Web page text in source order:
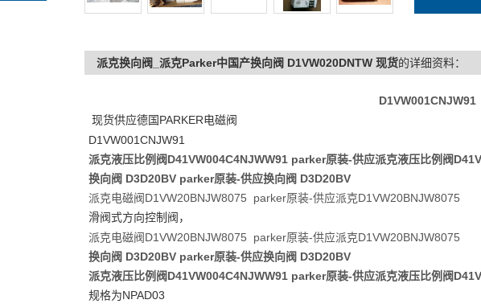
派克换向阀_派克Parker中国产换向阀 D1VW020DNTW 现货的详细资料：
D1VW001CNJW91
现货供应德国 PARKER电磁阀
D1VW001CNJW91
派克液压比例阀D41VW004C4NJWW91 parker原装-供应派克液压比例阀
换向阀 D3D20BV parker原装-供应换向阀 D3D20BV
派克电磁阀D1VW20BNJW8075 parker原装-供应派克D1VW20BNJW8075
滑阀式方向控制阀，
派克电磁阀D1VW20BNJW8075 parker原装-供应派克D1VW20BNJW8075
换向阀 D3D20BV parker原装-供应换向阀 D3D20BV
派克液压比例阀D41VW004C4NJWW91 parker原装-供应派克液压比例阀
规格为NPAD03